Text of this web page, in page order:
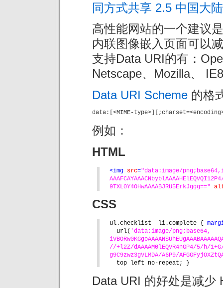
同方式共享 2.5 中国大陆
高性能网站的一个建议
内联图像嵌入页面可以
支持Data URI的有：
Netscape、Mozilla、
Data URI Scheme 的格
data:[<MIME-
例如：
HTML
<img src="data:image/
9TXL0Y4OHwAAAABJRU5ErkJggg=="
CSS
ul.checklist  li.complete {
url( 'data:image/png;base64,
//+l2Z/dAAAAM0lEQVR4nGP4/5/h/1+G/
g9C9zwz3gVLMDA/A6P9/
top left no-repeat; }
Data URI 的好处是减少